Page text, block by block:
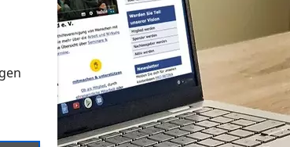
Formaten an
und dieses bestellen bzw. herunterladen